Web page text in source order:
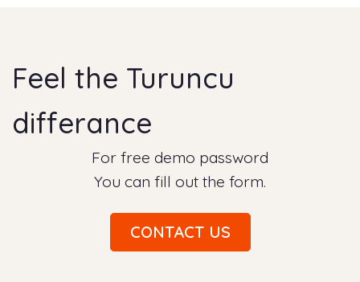
Feel the Turuncu
differance
For free demo password
You can fill out the form.
CONTACT US